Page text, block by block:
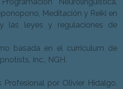
Meditación y Reiki en
las leyes y regulaciones de
basada en el curriculum de
Inc., NGH.
Profesional por Olivier Hidalgo,